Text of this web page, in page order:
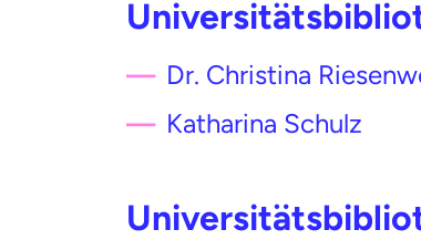
Dr. Christina
Katharina Schulz